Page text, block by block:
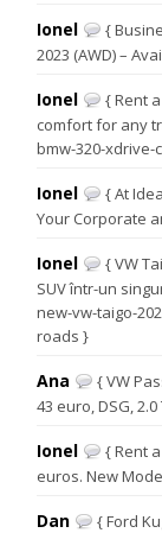
Ionel
{
2023 (AWD) –
Ionel
{ Rent
comfort for any
bmw-320-
Ionel
{ At
Your Corporate
Ionel
{ VW
SUV într-un
new-vw-taigo-
roads }
Ana
{ VW
43 euro, DSG, 2.0
Ionel
{ Rent
euros. New
Dan
{ Ford